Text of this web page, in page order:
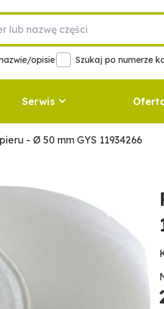
opisie Szukaj po numerze
Serwis
- Ø 50 mm GYS 11934266